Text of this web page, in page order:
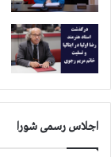
اجلاس رسمی شورا